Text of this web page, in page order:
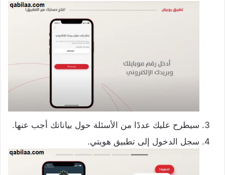
سيطرح عليك عددًا من الأسئلة حول بياناتك أجب عنها.
سجل الدخول إلى تطبيق هويتي.